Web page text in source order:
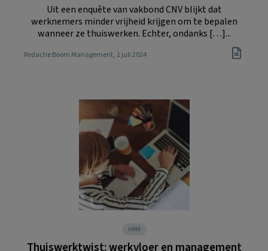
Uit een enquête van vakbond CNV blijkt dat
werknemers minder vrijheid krijgen om te bepalen
wanneer ze thuiswerken. Echter, ondanks […]...
Redactie Boom Management, 1 juli 2024
HRM